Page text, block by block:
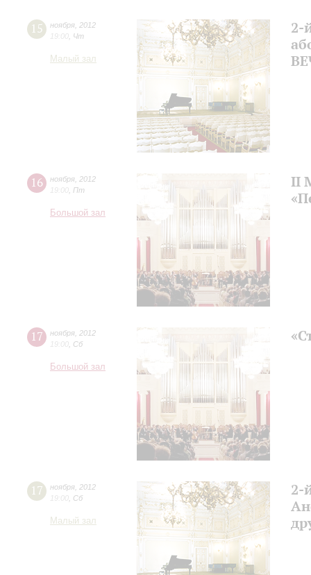
15 ноября 2012
19:00 Чт
Малый зал
2-
16 ноября 2012
19:00 Пт
Большой зал
II
17 ноября 2012
19:00 Сб
Большой зал
17 ноября 2012
19:00 Сб
Малый зал
2-